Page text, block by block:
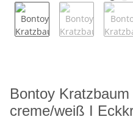
Bontoy
creme/weiß I